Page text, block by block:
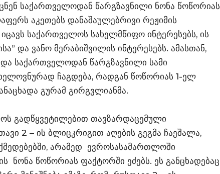
საქართველოდან წარგზავნილი ნონა წოწორიას
აკეთებს დანაშაულებრივი რეჟიმის
საქართველოს სახელმწიფო ინტერესებს, ის
და ვანო მერაბიშვილის ინტერესებს. ამასთან,
საქართველოდან წარგზავნილი სამი
ჩაგდება, რადგან წოწორიას 1-ელ
გურამ გირგვლიანმა.
გადწყვეტილებით თავზარდაცემული
2 – ის ბლიცკრიგით აღების გეგმა ჩაეშალა,
არამედ ევროსასამართლოში
ნონა წოწორიას ფაქტორში ეძებს. ეს განცხადებაც